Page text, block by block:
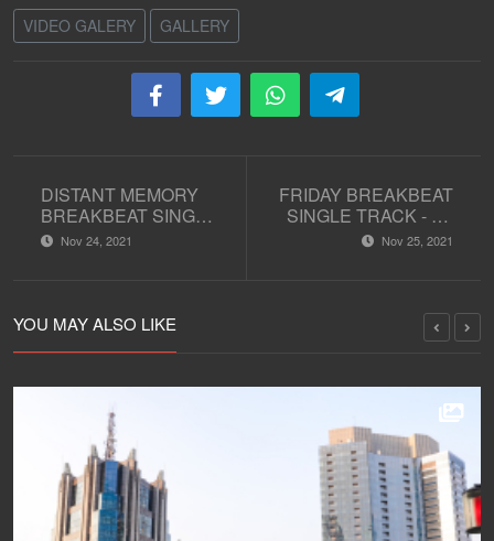
VIDEO GALERY GALLERY
DISTANT MEMORY
BREAKBEAT SINGLE
TRACK - MR SAFETY
Nov 24, 2021
FRIDAY BREAKBEAT
SINGLE TRACK - DJ
SPACE X
Nov 25, 2021
YOU MAY ALSO LIKE